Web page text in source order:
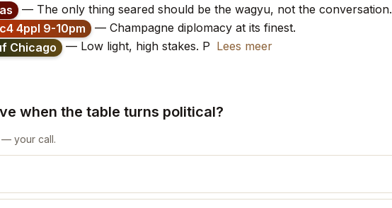
— The only thing seared should be the wagyu, not the conversation.
4ppl 9-10pm
— Champagne diplomacy at its finest.
Chicago — Low light, high stakes. P Lees meer
when the table turns political?
— your call.